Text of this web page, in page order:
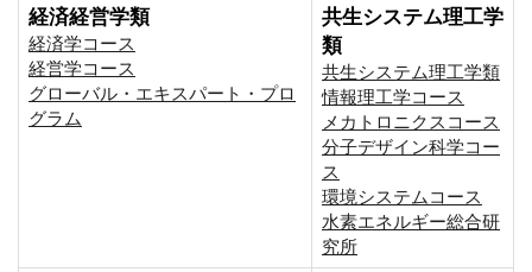
経済経営学類
経済学コース
経営学コース
グローバル・エキスパート・プロ
グラム
共生システム理工学
類
共生システム理工学類
情報理工学コース
メカトロニクスコース
分子デザイン科学コー
ス
環境システムコース
⽔素エネルギー総合研
究所